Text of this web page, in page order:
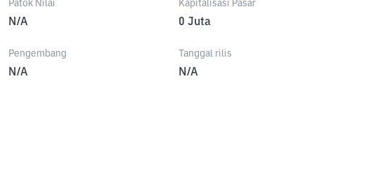
Patok Nilai
N/A
Kapitalisasi Pasar
0 Juta
Pengembang
N/A
Tanggal rilis
N/A